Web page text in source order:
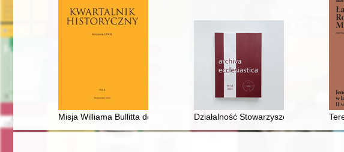
Misja Williama Bullitta do Rosji (luty-marzec 1919) : błąd czy nieudana
Działalność Stowarzyszenia